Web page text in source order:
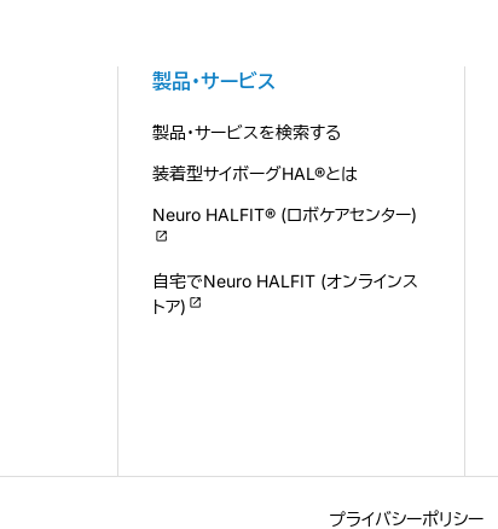
製品・サービス
製品・サービスを検索する
装着型サイボーグHAL®とは
Neuro HALFIT® (ロボケアセンター)
自宅でNeuro HALFIT (オンラインス
トア)
プライバシーポリシー